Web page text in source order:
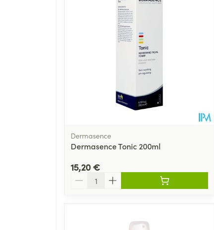
Dermasence
Dermasence Tonic 200ml
15,20 €
Quantité